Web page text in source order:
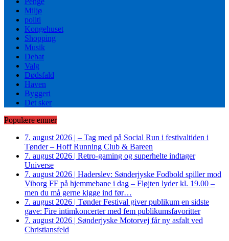
Miljø
politi
Kongehuset
Shopping
Musik
Debat
Valg
Dødsfald
Haven
Byggeri
Det sker
Populære emner
7. august 2026 | – Tag med på Social Run i festivaltiden i
Tønder – Hoff Running Club & Bareen
7. august 2026 | Retro-gaming og superhelte indtager
Universe
7. august 2026 | Haderslev: Sønderjyske Fodbold spiller mod
Viborg FF på hjemmebane i dag – Fløjten lyder kl. 19.00 –
men du må gerne kigge ind før…
7. august 2026 | Tønder Festival giver publikum en sidste
gave: Fire intimkoncerter med fem publikumsfavoritter
7. august 2026 | Sønderjyske Motorvej får ny asfalt ved
Christiansfeld